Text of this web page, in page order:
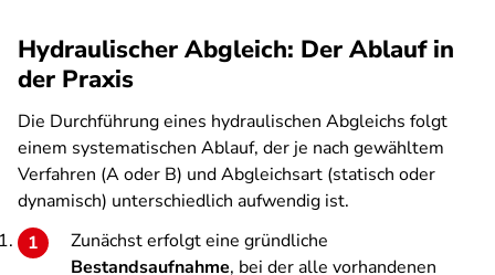
Hydraulischer Abgleich: Der Ablauf in
der Praxis
Die Durchführung eines hydraulischen Abgleichs folgt
einem systematischen Ablauf, der je nach gewähltem
Verfahren (A oder B) und Abgleichsart (statisch oder
dynamisch) unterschiedlich aufwendig ist.
Zunächst erfolgt eine gründliche
Bestandsaufnahme, bei der alle vorhandenen